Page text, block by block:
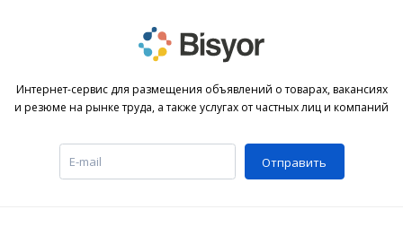
Интернет-сервис для размещения объявлений о товарах, вакансиях
и резюме на рынке труда, а также услугах от частных лиц и компаний
Отправить